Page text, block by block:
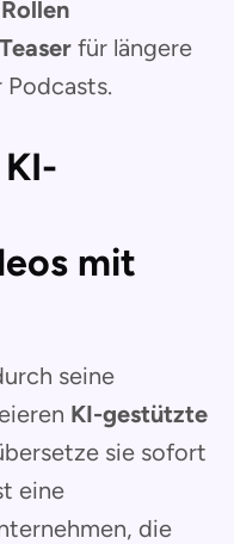
Rollen
für längere
mit
seine
KI-gestützte
sie sofort
eine
die